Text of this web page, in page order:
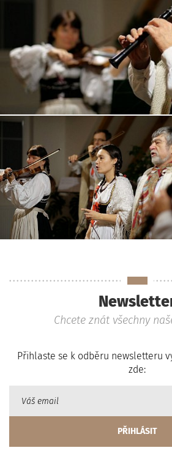
Chcete znát všechny
Přihlaste se k odběru newsletteru
zde: